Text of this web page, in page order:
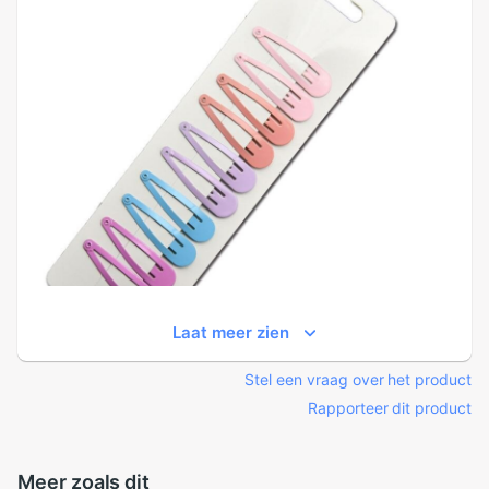
Laat meer zien
Stel een vraag over het product
Rapporteer dit product
Meer zoals dit